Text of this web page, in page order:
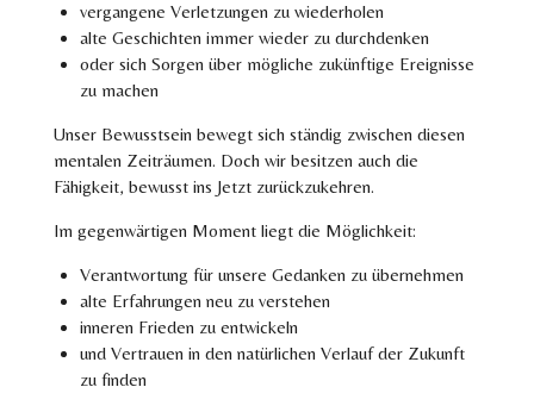
vergangene Verletzungen zu wiederholen
alte Geschichten immer wieder zu durchdenken
oder sich Sorgen über mögliche zukünftige Ereignisse
zu machen
Unser Bewusstsein bewegt sich ständig zwischen diesen
mentalen Zeiträumen. Doch wir besitzen auch die
Fähigkeit, bewusst ins Jetzt zurückzukehren.
Im gegenwärtigen Moment liegt die Möglichkeit:
Verantwortung für unsere Gedanken zu übernehmen
alte Erfahrungen neu zu verstehen
inneren Frieden zu entwickeln
und Vertrauen in den natürlichen Verlauf der Zukunft
zu finden